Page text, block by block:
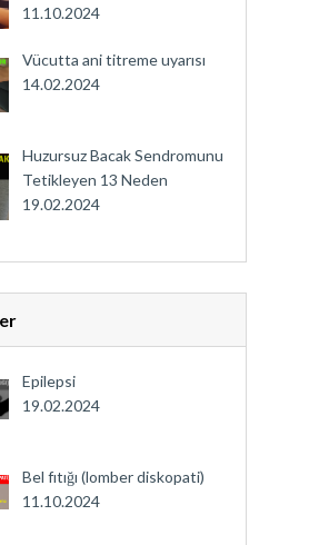
11.10.2024
Vücutta ani titreme uyarısı
14.02.2024
Huzursuz Bacak Sendromunu
Tetikleyen 13 Neden
19.02.2024
Epilepsi
19.02.2024
Bel fıtığı (lomber diskopati)
11.10.2024